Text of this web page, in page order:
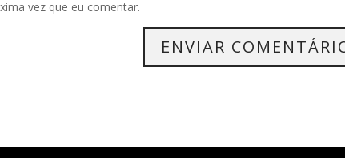
vez que eu comentar.